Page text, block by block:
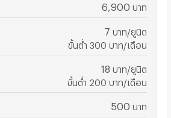
6,900 บาท
7 บาท/ยูนิต
ขั้นต่ำ 300 บาท/เดือน
18 บาท/ยูนิต
ขั้นต่ำ 200 บาท/เดือน
500 บาท